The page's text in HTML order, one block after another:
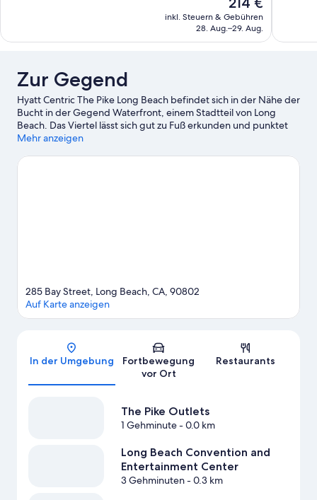
Preis
beträgt
inkl. Steuern & Gebühren
28. Aug.–29. Aug.
Zur Gegend
Hyatt Centric The Pike Long Beach befindet sich in der Nähe der
Bucht in der Gegend Waterfront, einem Stadtteil von Long
Beach. Das Viertel lässt sich gut zu Fuß erkunden und punktet
außerdem mit tollen Einkaufsmöglichkeiten. Kreuzfahrtterminal
wert, wenn du etwas Aufregendes erleben möchtest. Wenn
Mehr anzeigen
Karte
285 Bay Street, Long Beach, CA, 90802
Auf Karte anzeigen
In der Umgebung
Fortbewegung
vor Ort
Restaurants
The Pike Outlets
1 Gehminute- 0.0 km
Long Beach Convention and
Entertainment Center
3 Gehminuten- 0.3 km